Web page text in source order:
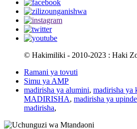
© Hakimiliki - 2010-2023 : Haki
Ramani ya tovuti
Simu ya AMP
madirisha ya alumini, madirisha ya
MADIRISHA, madirisha ya upinde
madirisha,